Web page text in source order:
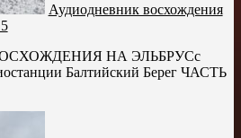
Аудиодневник восхождения
НА ЭЛЬБРУСс
Балтийский Берег ЧАСТЬ